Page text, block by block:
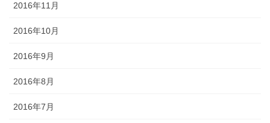
2016年11月
2016年10月
2016年9月
2016年8月
2016年7月